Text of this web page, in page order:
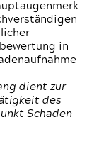
in
dient zur
des
Schaden